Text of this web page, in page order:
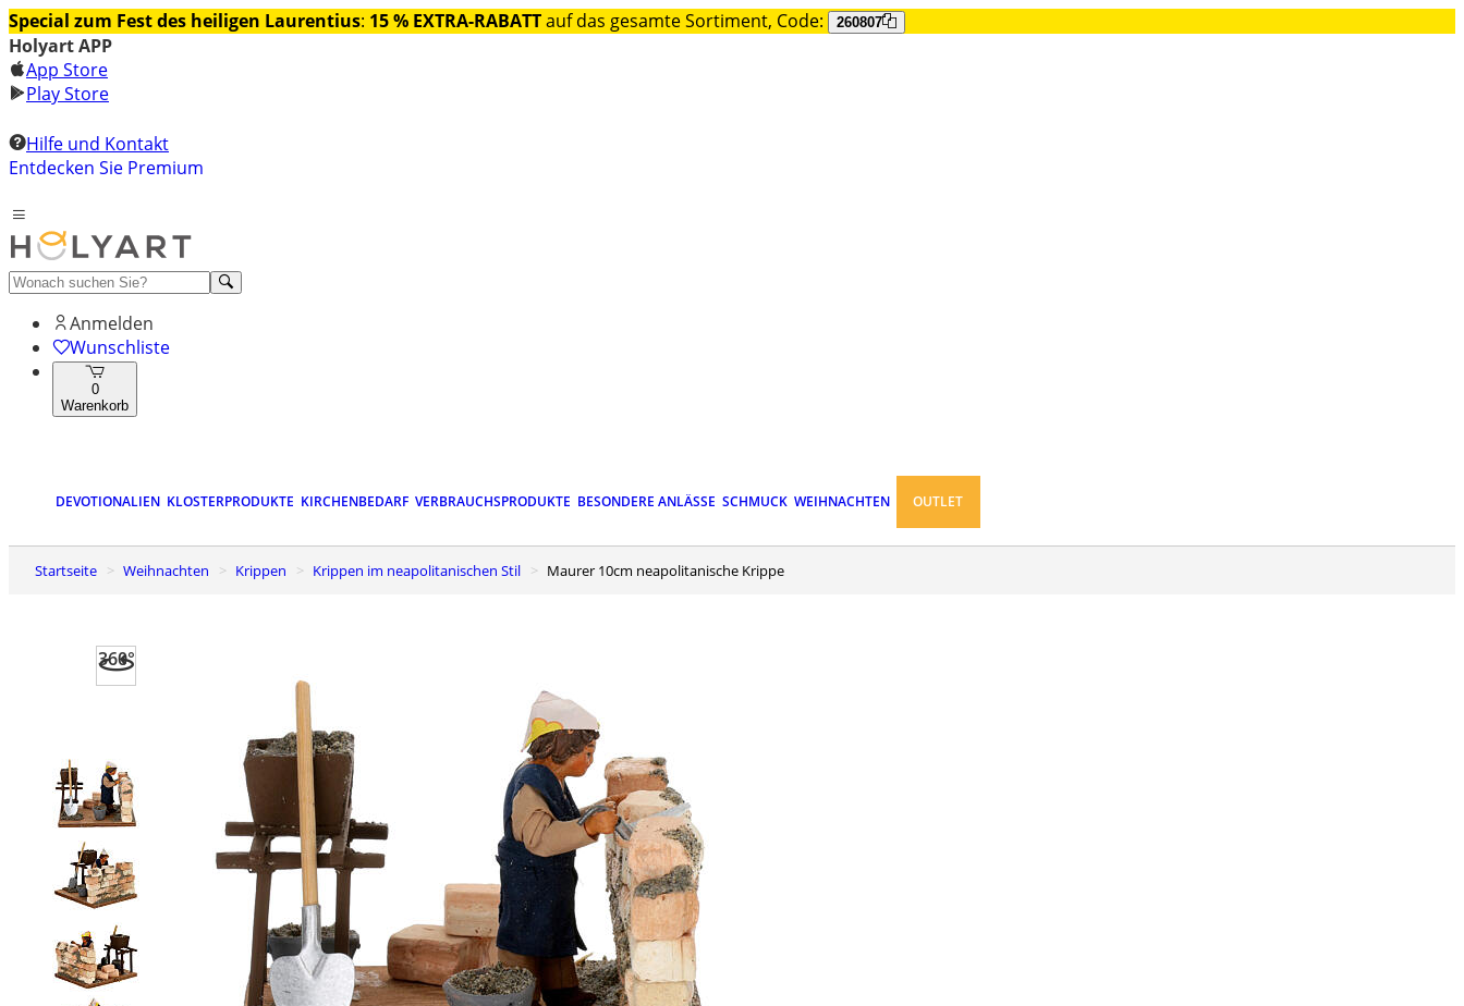
Special zum Fest des heiligen Laurentius: 15 % EXTRA-RABATTauf das gesamte Sortiment, Code: 260807
Holyart APP
App Store
Play Store
Hilfe und Kontakt
Entdecken Sie Premium
Anmelden
Wunschliste
0
Warenkorb
DEVOTIONALIEN KLOSTERPRODUKTE KIRCHENBEDARF VERBRAUCHSPRODUKTE BESONDERE ANLÄSSE SCHMUCK WEIHNACHTEN OUTLET
Startseite Weihnachten Krippen Krippen im neapolitanischen Stil Maurer 10cm neapolitanische Krippe
360°